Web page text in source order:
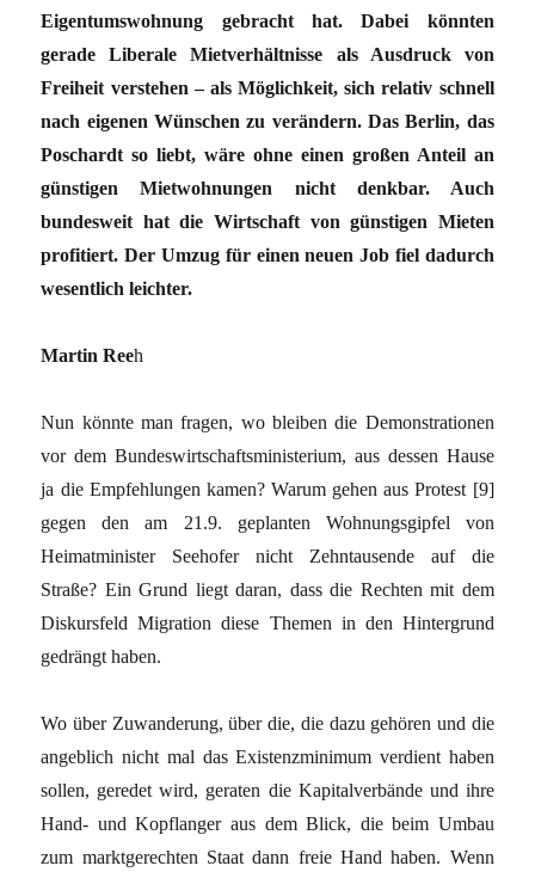
Eigentumswohnung gebracht hat. Dabei könnten
gerade Liberale Mietverhältnisse als Ausdruck von
Freiheit verstehen – als Möglichkeit, sich relativ schnell
nach eigenen Wünschen zu verändern. Das Berlin, das
Poschardt so liebt, wäre ohne einen großen Anteil an
günstigen Mietwohnungen nicht denkbar. Auch
bundesweit hat die Wirtschaft von günstigen Mieten
profitiert. Der Umzug für einen neuen Job fiel dadurch
wesentlich leichter.
Martin Reeh
Nun könnte man fragen, wo bleiben die Demonstrationen
vor dem Bundeswirtschaftsministerium, aus dessen Hause
ja die Empfehlungen kamen? Warum gehen aus Protest [9]
gegen den am 21.9. geplanten Wohnungsgipfel von
Heimatminister Seehofer nicht Zehntausende auf die
Straße? Ein Grund liegt daran, dass die Rechten mit dem
Diskursfeld Migration diese Themen in den Hintergrund
gedrängt haben.
Wo über Zuwanderung, über die, die dazu gehören und die
angeblich nicht mal das Existenzminimum verdient haben
sollen, geredet wird, geraten die Kapitalverbände und ihre
Hand- und Kopflanger aus dem Blick, die beim Umbau
zum marktgerechten Staat dann freie Hand haben. Wenn